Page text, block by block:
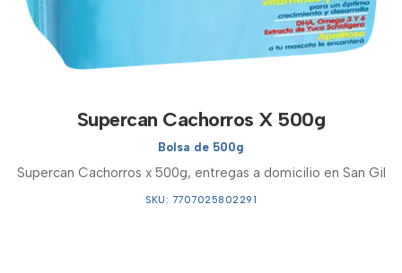
Supercan Cachorros X 500g
Bolsa de 500g
Supercan Cachorros x 500g, entregas a domicilio en San Gil
SKU: 7707025802291